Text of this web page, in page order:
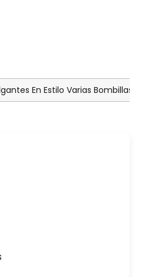
En Estilo Varias Bombillas